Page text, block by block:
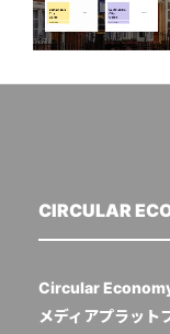
CIRCULAR
Circular Economy
メディアプラット